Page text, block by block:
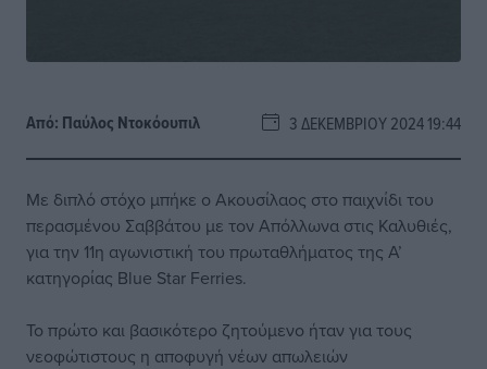
Από: Παύλος Nτοκόουπιλ 3 ΔΕΚΕΜΒΡΊΟΥ 2024 19:44
Με διπλό στόχο μπήκε ο Ακουσίλαος στο παιχνίδι του
περασμένου Σαββάτου με τον Απόλλωνα στις Καλυθιές,
για την 11η αγωνιστική του πρωταθλήματος της Α’
κατηγορίας Blue Star Ferries.
Το πρώτο και βασικότερο ζητούμενο ήταν για τους
νεοφώτιστους η αποφυγή νέων απωλειών